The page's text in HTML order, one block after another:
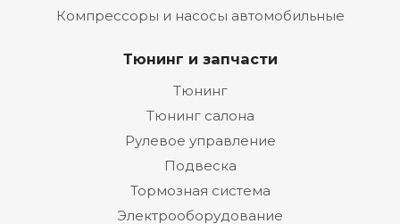
Компрессоры и насосы автомобильные
Тюнинг и запчасти
Тюнинг
Тюнинг салона
Рулевое управление
Подвеска
Тормозная система
Электрооборудование